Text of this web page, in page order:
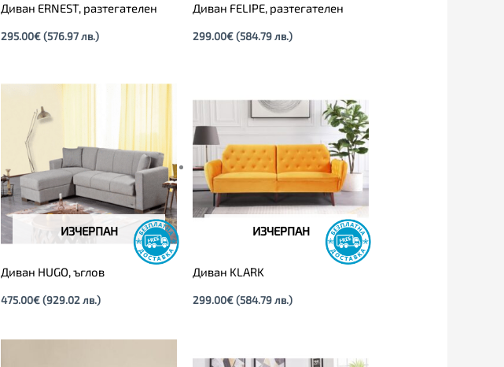
Диван ERNEST, разтегателен
295.00€ (576.97 лв.)
Диван FELIPE, разтегателен
299.00€ (584.79 лв.)
ИЗЧЕРПАН
Диван HUGO, ъглов
475.00€ (929.02 лв.)
ИЗЧЕРПАН
Диван KLARK
299.00€ (584.79 лв.)